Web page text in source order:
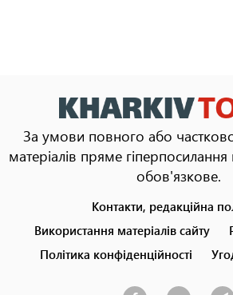
За умови повного або
матеріалів пряме
обов'язкове.
menu
Контакти, редакційна
Використання матеріалів сайту
Політика конфіденційності